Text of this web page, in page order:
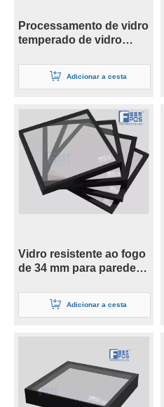
Processamento de vidro
temperado de vidro
de 15 mm para clarabóia
e construçãoAdicionar a cesta
Vidro resistente ao fogo
de 34 mm para parede
de topo
Adicionar a cesta